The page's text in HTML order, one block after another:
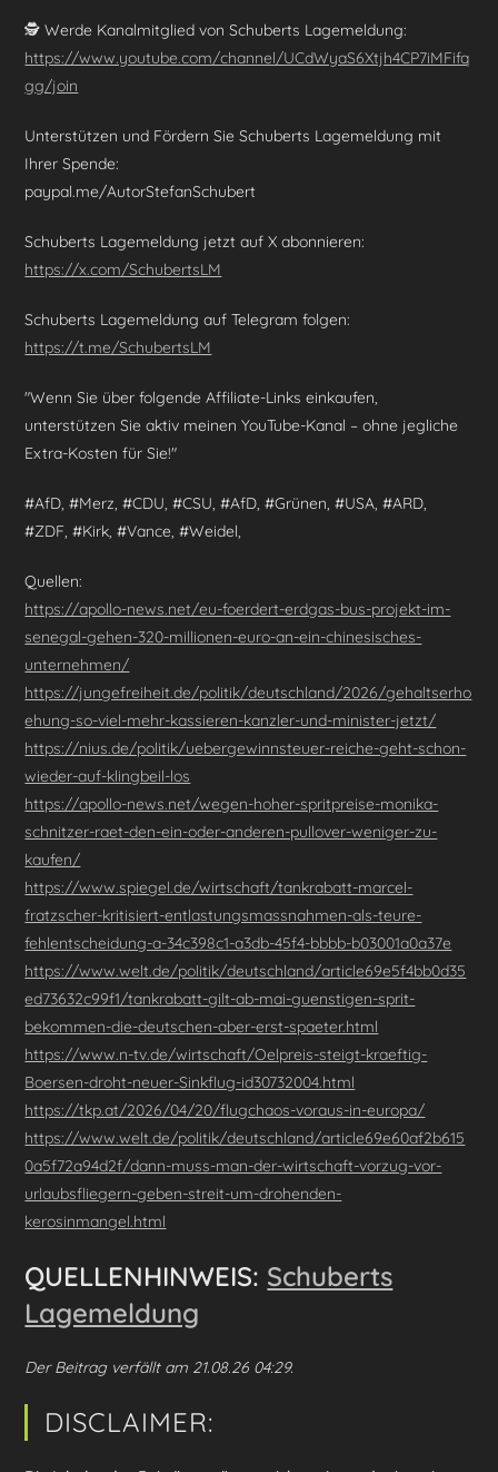
🕵️ Werde Kanalmitglied von Schuberts Lagemeldung:
https://www.youtube.com/channel/UCdWyaS6Xtjh4CP7iMFifq
gg/join
Unterstützen und Fördern Sie Schuberts Lagemeldung mit
Ihrer Spende:
paypal.me/AutorStefanSchubert
Schuberts Lagemeldung jetzt auf X abonnieren:
https://x.com/SchubertsLM
Schuberts Lagemeldung auf Telegram folgen:
https://t.me/SchubertsLM
"Wenn Sie über folgende Affiliate-Links einkaufen,
unterstützen Sie aktiv meinen YouTube-Kanal – ohne jegliche
Extra-Kosten für Sie!"
#AfD, #Merz, #CDU, #CSU, #AfD, #Grünen, #USA, #ARD,
#ZDF, #Kirk, #Vance, #Weidel,
Quellen:
https://apollo-news.net/eu-foerdert-erdgas-bus-projekt-im-
senegal-gehen-320-millionen-euro-an-ein-chinesisches-
unternehmen/
https://jungefreiheit.de/politik/deutschland/2026/gehaltserho
ehung-so-viel-mehr-kassieren-kanzler-und-minister-jetzt/
https://nius.de/politik/uebergewinnsteuer-reiche-geht-schon-
wieder-auf-klingbeil-los
https://apollo-news.net/wegen-hoher-spritpreise-monika-
schnitzer-raet-den-ein-oder-anderen-pullover-weniger-zu-
kaufen/
https://www.spiegel.de/wirtschaft/tankrabatt-marcel-
fratzscher-kritisiert-entlastungsmassnahmen-als-teure-
fehlentscheidung-a-34c398c1-a3db-45f4-bbbb-b03001a0a37e
https://www.welt.de/politik/deutschland/article69e5f4bb0d35
ed73632c99f1/tankrabatt-gilt-ab-mai-guenstigen-sprit-
bekommen-die-deutschen-aber-erst-spaeter.html
https://www.n-tv.de/wirtschaft/Oelpreis-steigt-kraeftig-
Boersen-droht-neuer-Sinkflug-id30732004.html
https://tkp.at/2026/04/20/flugchaos-voraus-in-europa/
https://www.welt.de/politik/deutschland/article69e60af2b615
0a5f72a94d2f/dann-muss-man-der-wirtschaft-vorzug-vor-
urlaubsfliegern-geben-streit-um-drohenden-
kerosinmangel.html
QUELLENHINWEIS: Schuberts
Lagemeldung
Der Beitrag verfällt am 21.08.26 04:29.
DISCLAIMER: